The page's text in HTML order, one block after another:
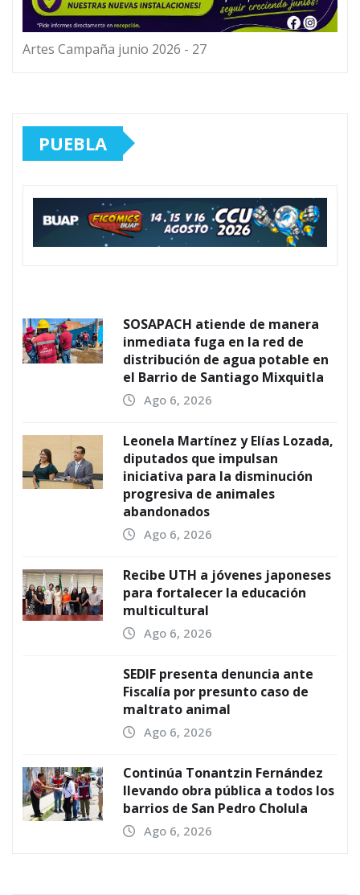
Artes Campaña junio 2026 - 27
PUEBLA
SOSAPACH atiende de manera
inmediata fuga en la red de
distribución de agua potable en
el Barrio de Santiago Mixquitla
Ago 6, 2026
Leonela Martínez y Elías Lozada,
diputados que impulsan
iniciativa para la disminución
progresiva de animales
abandonados
Ago 6, 2026
Recibe UTH a jóvenes japoneses
para fortalecer la educación
multicultural
Ago 6, 2026
SEDIF presenta denuncia ante
Fiscalía por presunto caso de
maltrato animal
Ago 6, 2026
Continúa Tonantzin Fernández
llevando obra pública a todos los
barrios de San Pedro Cholula
Ago 6, 2026